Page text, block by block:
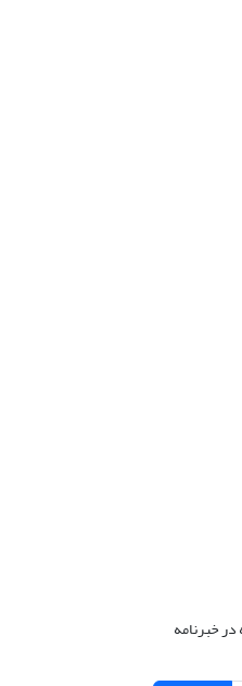
خبرنامه